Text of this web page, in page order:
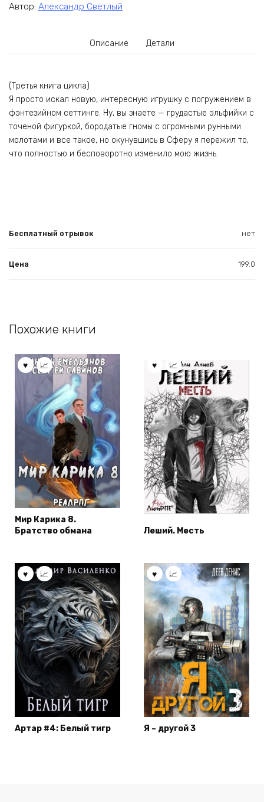
Автор: Александр Светлый
Описание Детали
(Третья книга цикла)
Я просто искал новую, интересную игрушку с погружением в
фэнтезийном сеттинге. Ну, вы знаете — грудастые эльфийки с
точеной фигуркой, бородатые гномы с огромными рунными
молотами и все такое, но окунувшись в Сферу я пережил то,
что полностью и бесповоротно изменило мою жизнь.
Бесплатный отрывок нет
Цена 199.0
Похожие книги
Мир Карика 8.
Братство обмана
Леший. Месть
Артар #4: Белый тигр Я – другой 3